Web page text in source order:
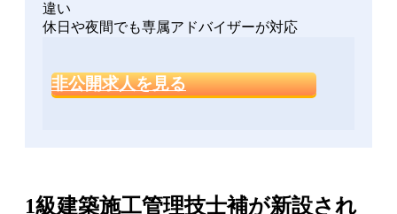
違い
休日や夜間でも専属アドバイザーが対応
非公開求人を見る
1級建築施工管理技士補が新設され